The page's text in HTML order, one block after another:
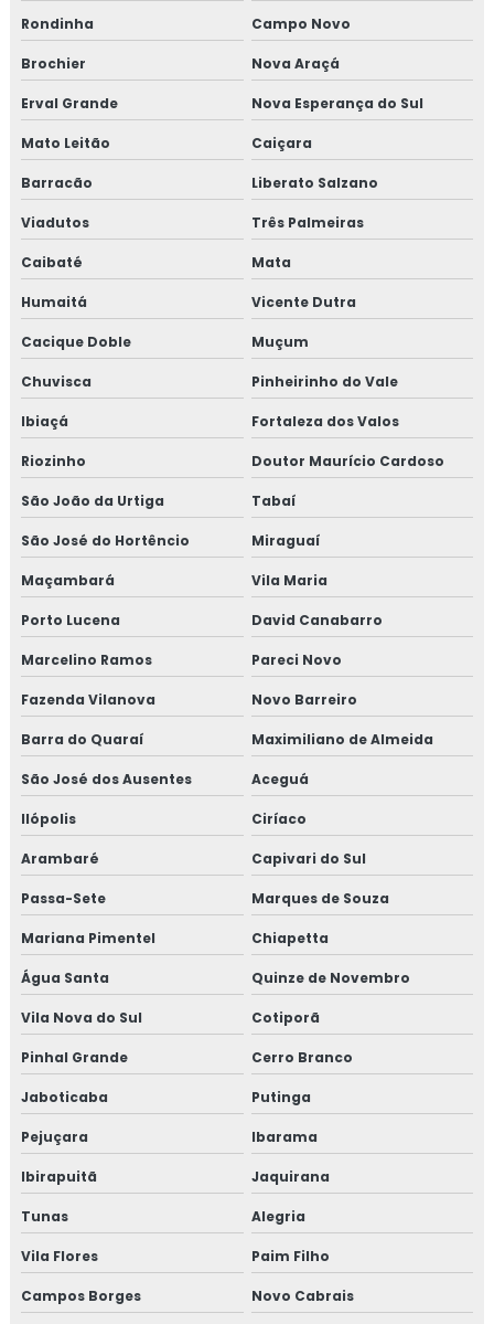
Rondinha Campo Novo
Brochier Nova Araçá
Erval Grande Nova Esperança do Sul
Mato Leitão Caiçara
Barracão Liberato Salzano
Viadutos Três Palmeiras
Caibaté Mata
Humaitá Vicente Dutra
Cacique Doble Muçum
Chuvisca Pinheirinho do Vale
Ibiaçá Fortaleza dos Valos
Riozinho Doutor Maurício Cardoso
São João da Urtiga Tabaí
São José do Hortêncio Miraguaí
Maçambará Vila Maria
Porto Lucena David Canabarro
Marcelino Ramos Pareci Novo
Fazenda Vilanova Novo Barreiro
Barra do Quaraí Maximiliano de Almeida
São José dos Ausentes Aceguá
Ilópolis Ciríaco
Arambaré Capivari do Sul
Passa-Sete Marques de Souza
Mariana Pimentel Chiapetta
Água Santa Quinze de Novembro
Vila Nova do Sul Cotiporã
Pinhal Grande Cerro Branco
Jaboticaba Putinga
Pejuçara Ibarama
Ibirapuitã Jaquirana
Tunas Alegria
Vila Flores Paim Filho
Campos Borges Novo Cabrais